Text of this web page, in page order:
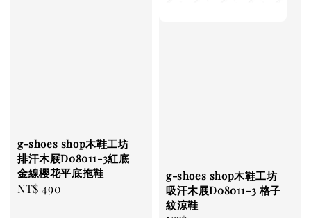
g-shoes shop木鞋工坊
排汗木屐D08011-3紅底
金線櫻花平底拖鞋
Regular
NT$ 490
g-shoes shop木鞋工坊
吸汗木屐D08011-3 格子
紋涼鞋